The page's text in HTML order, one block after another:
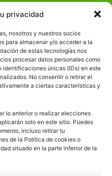
privacidad
nosotros y nuestros socios
para almacenar y/o acceder a la
de estas tecnologías nos
procesar datos personales como
únicas (IDs) en este
No consentir o retirar el
a ciertas características y
lo anterior o realizar elecciones
solo en este sitio. Puedes
incluso retirar tu
de la Política de cookies o
situado en la parte inferior de la
1966
2072
1597
211